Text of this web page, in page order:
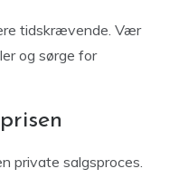
tidskrævende. Vær
og sørge for
private salgsproces.